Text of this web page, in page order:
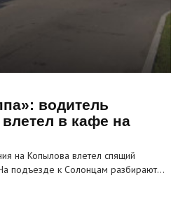
водитель
в кафе на
на Копылова влетел спящий
подъезде к Солонцам разбирают…